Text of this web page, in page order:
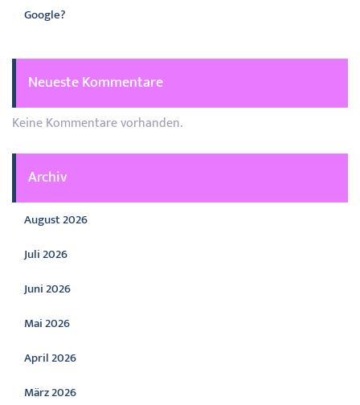
Google?
Neueste Kommentare
Keine Kommentare vorhanden.
Archiv
August 2026
Juli 2026
Juni 2026
Mai 2026
April 2026
März 2026